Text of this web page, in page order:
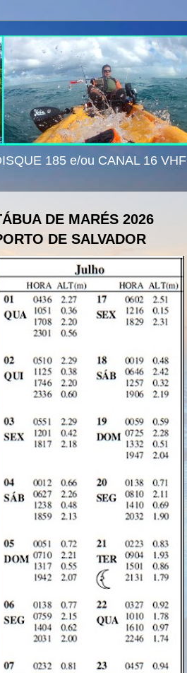
185 e/ou CANAL 16 VHF
DE MARÉS 2026
DE SALVADOR